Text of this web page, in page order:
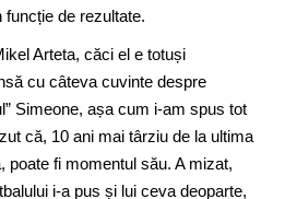
de rezultate.
Arteta, căci el e totuși
cu câteva cuvinte despre
Simeone, așa cum i-am spus tot
că, 10 ani mai târziu de la ultima
poate fi momentul său. A mizat,
i-a pus și lui ceva deoparte,